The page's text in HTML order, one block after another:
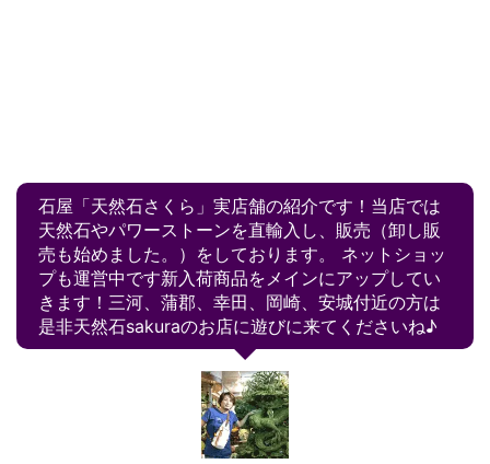
石屋「天然石さくら」実店舗の紹介です！当店では
天然石やパワーストーンを直輸入し、販売（卸し販
売も始めました。）をしております。 ネットショッ
プも運営中です新入荷商品をメインにアップしてい
きます！三河、蒲郡、幸田、岡崎、安城付近の方は
是非天然石sakuraのお店に遊びに来てくださいね♪